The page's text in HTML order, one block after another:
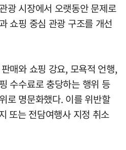
광 시장에서 오랫동안 문제로
쇼핑 중심 관광 구조를 개선
매와 쇼핑 강요, 모욕적 언행,
수수료로 충당하는 행위 등
로 명문화했다. 이를 위반할
또는 전담여행사 지정 취소